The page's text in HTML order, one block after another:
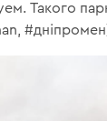
Такого